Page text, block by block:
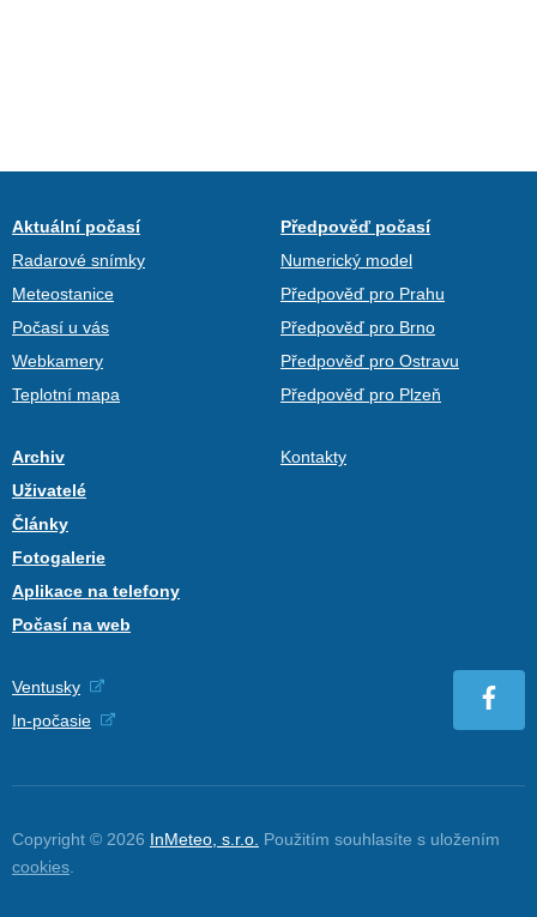
Aktuální počasí
Radarové snímky
Meteostanice
Počasí u vás
Webkamery
Teplotní mapa
Předpověď počasí
Numerický model
Předpověď pro Prahu
Předpověď pro Brno
Předpověď pro Ostravu
Předpověď pro Plzeň
Archiv
Uživatelé
Články
Fotogalerie
Aplikace na telefony
Počasí na web
Kontakty
Ventusky
In-počasie
Copyright © 2026 InMeteo, s.r.o. Použitím souhlasíte s uložením
cookies